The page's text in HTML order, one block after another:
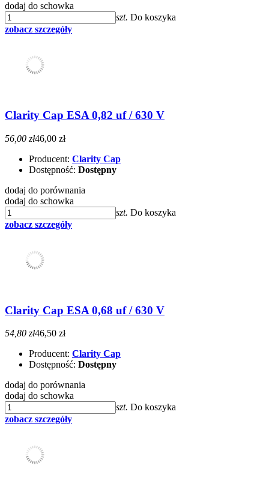
dodaj do schowka
szt. Do koszyka
zobacz szczegóły
Clarity Cap ESA 0,82 uf / 630 V
56,00 zł46,00 zł
Producent: Clarity Cap
Dostępność: Dostępny
dodaj do porównania
dodaj do schowka
szt. Do koszyka
zobacz szczegóły
Clarity Cap ESA 0,68 uf / 630 V
54,80 zł46,50 zł
Producent: Clarity Cap
Dostępność: Dostępny
dodaj do porównania
dodaj do schowka
szt. Do koszyka
zobacz szczegóły